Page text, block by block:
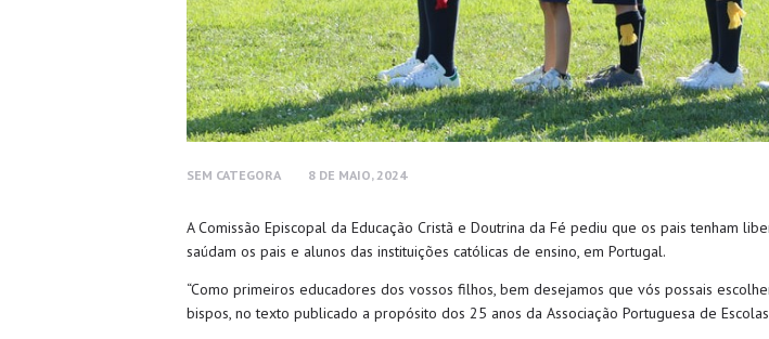
SEM CATEGORA 8 DE MAIO, 2024
A Comissão Episcopal da Educação Cristã e Doutrina da Fé pediu que os pais tenham
saúdam os pais e alunos das instituições católicas de ensino, em Portugal.
“Como primeiros educadores dos vossos filhos, bem desejamos que vós possais
bispos, no texto publicado a propósito dos 25 anos da Associação Portuguesa de